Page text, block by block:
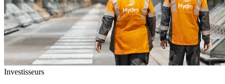
Investisseurs